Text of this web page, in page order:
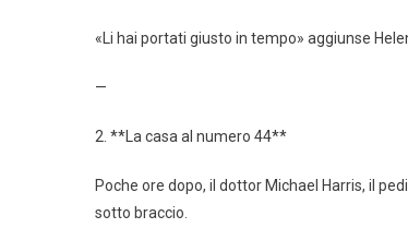
«Li hai portati giusto in tempo» aggiunse
—
2. **La casa al numero 44**
Poche ore dopo, il dottor Michael Harris, il
sotto braccio.